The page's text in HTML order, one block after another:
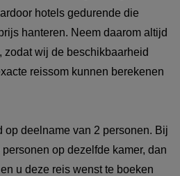
hotels gedurende die
hanteren. Neem daarom altijd
zodat wij de beschikbaarheid
reissom kunnen berekenen
op deelname van 2 personen. Bij
op dezelfde kamer, dan
u deze reis wenst te boeken